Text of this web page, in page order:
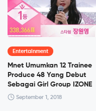
Entertainment
Mnet Umumkan 12 Trainee
Produce 48 Yang Debut
Sebagai Girl Group IZONE
September 1, 2018